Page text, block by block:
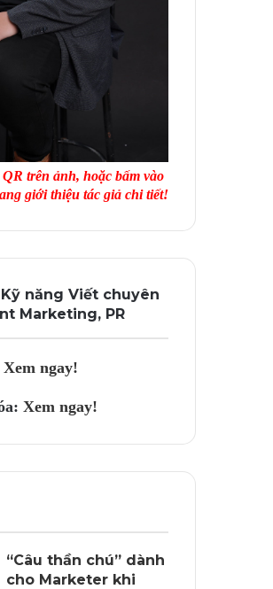
trên ảnh, hoặc bấm vào
giới thiệu tác giả chi tiết!
năng Viết chuyên
Marketing, PR
Xem ngay!
Xem ngay!
“Câu thần chú” dành
cho Marketer khi